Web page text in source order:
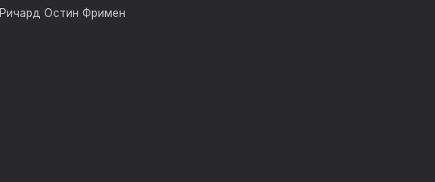
Ричард Остин Фримен